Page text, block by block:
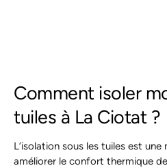
Comment isoler
tuiles à La Ciotat ?
L’isolation sous les tuiles est
améliorer le confort thermique